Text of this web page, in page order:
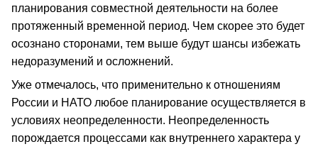
планирования совместной деятельности на более
протяженный временной период. Чем скорее это будет
осознано сторонами, тем выше будут шансы избежать
недоразумений и осложнений.
Уже отмечалось, что применительно к отношениям
России и НАТО любое планирование осуществляется в
условиях неопределенности. Неопределенность
порождается процессами как внутреннего характера у